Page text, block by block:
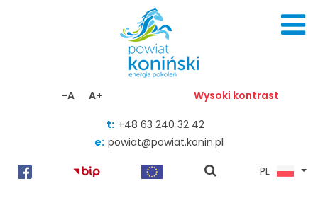
-A A+ Wysoki kontrast
t: +48 63 240 32 42
e: powiat@powiat.konin.pl
pokaż
PL